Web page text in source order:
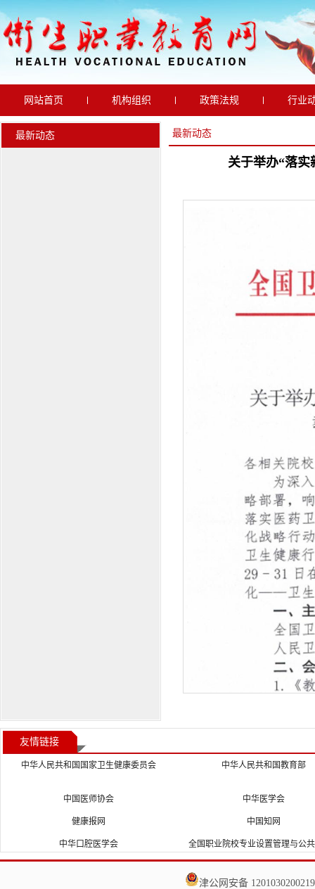
网站首页 机构组织 政策法规 行业
通知公告 最新动态
最新动态 最新动态
关于举办“落实
友情链接
中华人民共和国国家卫生健康委员会 中华人民共和国教育部
中国医师协会 中华医学会
健康报网 中国知网
中华口腔医学会 全国职业院校专业设置管理与公
津公网安备